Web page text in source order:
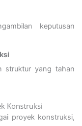
keputusan
struktur yang tahan
Konstruksi
proyek konstruksi,